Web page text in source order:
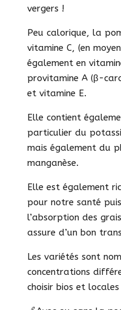
vergers !
Peu calorique, la
vitamine C, (en
également en
provitamine A (β-
et vitamine E.
Elle contient
particulier du
mais également du
manganèse.
Elle est également
pour notre santé
l’absorption des
assure d’un bon
Les variétés sont
concentrations
choisir bios et